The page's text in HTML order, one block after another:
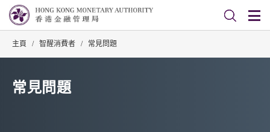
主頁 / 智醒消費者 / 常見問題
常見問題